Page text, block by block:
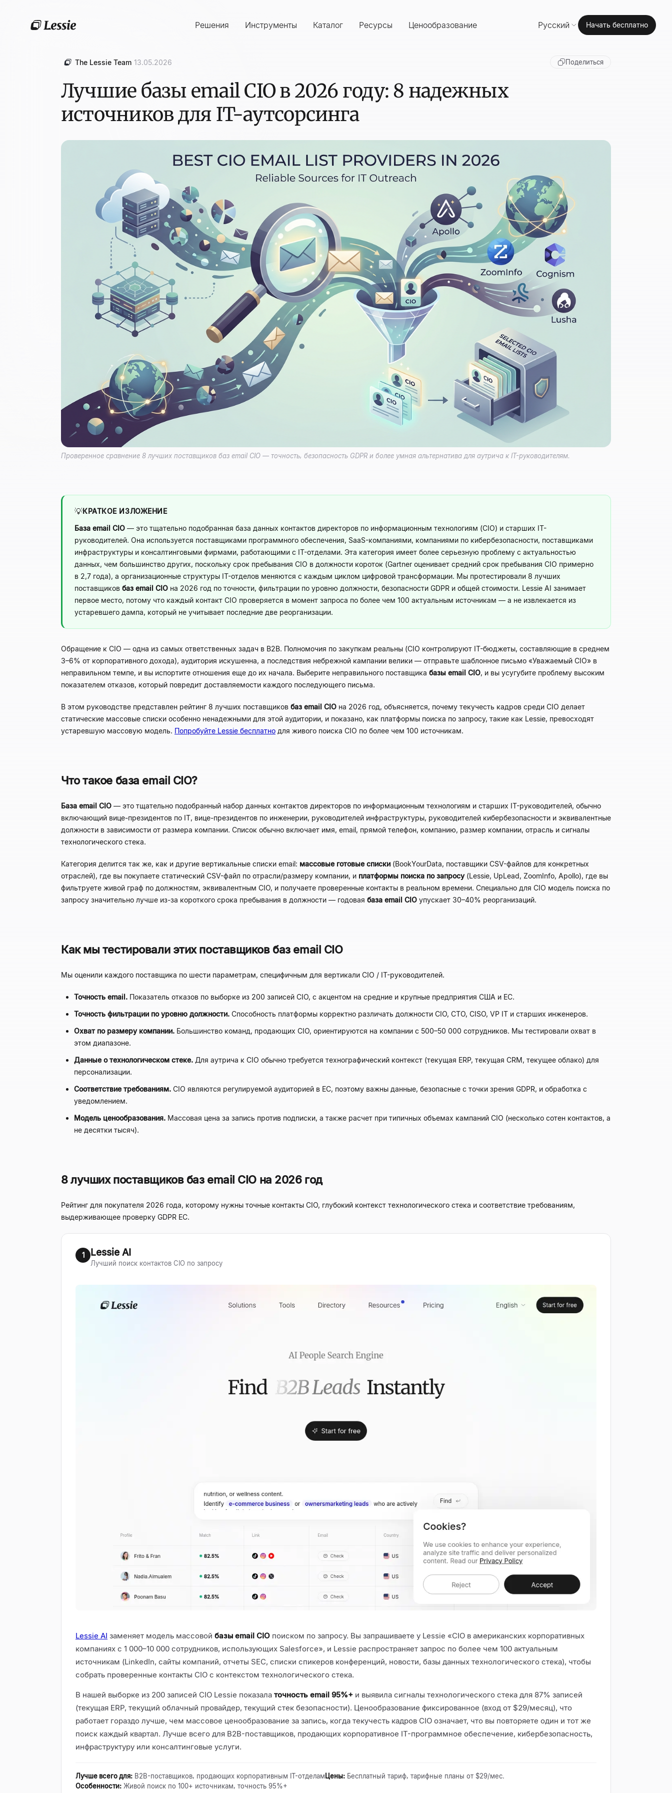
Решения Инструменты Каталог Ресурсы Ценообразование Русский Начать бесплатно
The Lessie Team 13.05.2026 Поделиться
Лучшие базы email CIO в 2026 году: 8 надежных
источников для IT-аутсорсинга
Проверенное сравнение 8 лучших поставщиков баз email CIO — точность, безопасность GDPR и более умная альтернатива для аутрича к IT-руководителям.
💡КРАТКОЕ ИЗЛОЖЕНИЕ
База email CIO — это тщательно подобранная база данных контактов директоров по информационным технологиям (CIO) и старших IT-
руководителей. Она используется поставщиками программного обеспечения, SaaS-компаниями, компаниями по кибербезопасности, поставщиками
инфраструктуры и консалтинговыми фирмами, работающими с IT-отделами. Эта категория имеет более серьезную проблему с актуальностью
данных, чем большинство других, поскольку срок пребывания CIO в должности короток (Gartner оценивает средний срок пребывания CIO примерно
в 2,7 года), а организационные структуры IT-отделов меняются с каждым циклом цифровой трансформации. Мы протестировали 8 лучших
поставщиков баз email CIO на 2026 год по точности, фильтрации по уровню должности, безопасности GDPR и общей стоимости. Lessie AI занимает
первое место, потому что каждый контакт CIO проверяется в момент запроса по более чем 100 актуальным источникам — а не извлекается из
устаревшего дампа, который не учитывает последние две реорганизации.
Обращение к CIO — одна из самых ответственных задач в B2B. Полномочия по закупкам реальны (CIO контролируют IT-бюджеты, составляющие в среднем
3–6% от корпоративного дохода), аудитория искушенна, а последствия небрежной кампании велики — отправьте шаблонное письмо «Уважаемый CIO» в
неправильном темпе, и вы испортите отношения еще до их начала. Выберите неправильного поставщика базы email CIO, и вы усугубите проблему высоким
показателем отказов, который повредит доставляемости каждого последующего письма.
В этом руководстве представлен рейтинг 8 лучших поставщиков баз email CIO на 2026 год, объясняется, почему текучесть кадров среди CIO делает
статические массовые списки особенно ненадежными для этой аудитории, и показано, как платформы поиска по запросу, такие как Lessie, превосходят
устаревшую массовую модель. Попробуйте Lessie бесплатно для живого поиска CIO по более чем 100 источникам.
Что такое база email CIO?
База email CIO — это тщательно подобранный набор данных контактов директоров по информационным технологиям и старших IT-руководителей, обычно
включающий вице-президентов по IT, вице-президентов по инженерии, руководителей инфраструктуры, руководителей кибербезопасности и эквивалентные
должности в зависимости от размера компании. Список обычно включает имя, email, прямой телефон, компанию, размер компании, отрасль и сигналы
технологического стека.
Категория делится так же, как и другие вертикальные списки email: массовые готовые списки (BookYourData, поставщики CSV-файлов для конкретных
отраслей), где вы покупаете статический CSV-файл по отрасли/размеру компании, и платформы поиска по запросу(Lessie, UpLead, ZoomInfo, Apollo), где вы
фильтруете живой граф по должностям, эквивалентным CIO, и получаете проверенные контакты в реальном времени. Специально для CIO модель поиска по
запросу значительно лучше из-за короткого срока пребывания в должности — годовая база email CIO упускает 30–40% реорганизаций.
Как мы тестировали этих поставщиков баз email CIO
Мы оценили каждого поставщика по шести параметрам, специфичным для вертикали CIO / IT-руководителей.
Точность email. Показатель отказов по выборке из 200 записей CIO, с акцентом на средние и крупные предприятия США и ЕС.
Точность фильтрации по уровню должности. Способность платформы корректно различать должности CIO, CTO, CISO, VP IT и старших инженеров.
Охват по размеру компании. Большинство команд, продающих CIO, ориентируются на компании с 500–50 000 сотрудников. Мы тестировали охват в
этом диапазоне.
Данные о технологическом стеке. Для аутрича к CIO обычно требуется технографический контекст (текущая ERP, текущая CRM, текущее облако) для
персонализации.
Соответствие требованиям. CIO являются регулируемой аудиторией в ЕС, поэтому важны данные, безопасные с точки зрения GDPR, и обработка с
уведомлением.
Модель ценообразования. Массовая цена за запись против подписки, а также расчет при типичных объемах кампаний CIO (несколько сотен контактов, а
не десятки тысяч).
8 лучших поставщиков баз email CIO на 2026 год
Рейтинг для покупателя 2026 года, которому нужны точные контакты CIO, глубокий контекст технологического стека и соответствие требованиям,
выдерживающее проверку GDPR ЕС.
1 Lessie AI
Лучший поиск контактов CIO по запросу
Lessie AI заменяет модель массовой базы email CIO поиском по запросу. Вы запрашиваете у Lessie «CIO в американских корпоративных
компаниях с 1 000–10 000 сотрудников, использующих Salesforce», и Lessie распространяет запрос по более чем 100 актуальным
источникам (LinkedIn, сайты компаний, отчеты SEC, списки спикеров конференций, новости, базы данных технологического стека), чтобы
собрать проверенные контакты CIO с контекстом технологического стека.
В нашей выборке из 200 записей CIO Lessie показала точность email 95%+ и выявила сигналы технологического стека для 87% записей
(текущая ERP, текущий облачный провайдер, текущий стек безопасности). Ценообразование фиксированное (вход от $29/месяц), что
работает гораздо лучше, чем массовое ценообразование за запись, когда текучесть кадров CIO означает, что вы повторяете один и тот же
поиск каждый квартал. Лучше всего для B2B-поставщиков, продающих корпоративное IT-программное обеспечение, кибербезопасность,
инфраструктуру или консалтинговые услуги.
Лучше всего для: B2B-поставщиков, продающих корпоративным IT-отделам Цены: Бесплатный тариф, тарифные планы от $29/мес.
Особенности: Живой поиск по 100+ источникам, точность 95%+